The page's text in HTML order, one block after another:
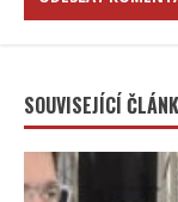
SOUVISEJÍCÍ